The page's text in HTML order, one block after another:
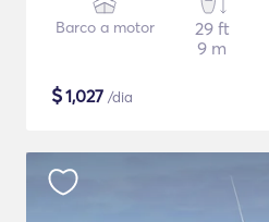
Barco a motor
29 ft
9 m
$1,027 /dia